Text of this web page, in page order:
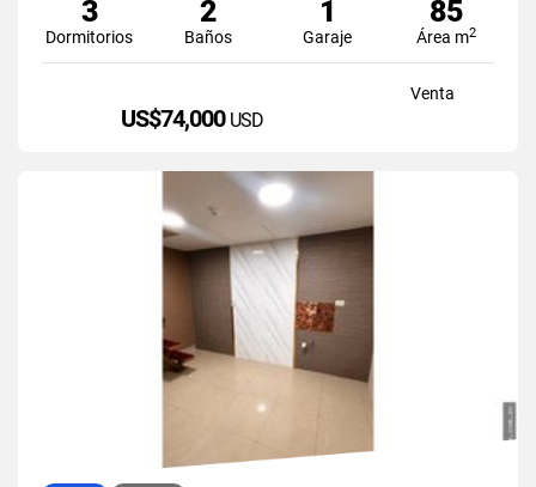
3
Dormitorios
2
Baños
1
Garaje
85
Área m2
Venta
US$74,000 USD